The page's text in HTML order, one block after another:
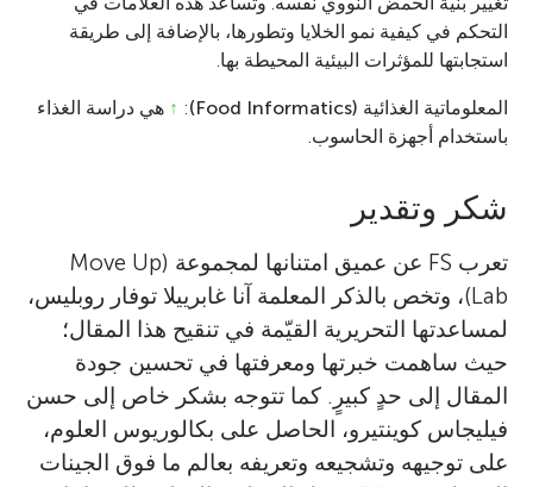
التحكم في كيفية نمو الخلايا وتطورها، بالإضافة إلى طريقة
استجابتها للمؤثرات البيئية المحيطة بها.
المعلوماتية الغذائية (Food Informatics) :
↑ هي دراسة الغذاء
باستخدام أجهزة الحاسوب.
شكر وتقدير
تعرب FS عن عميق امتنانها لمجموعة (Move Up
Lab)، وتخص بالذكر المعلمة آنا غابرييلا توفار روبليس،
لمساعدتها التحريرية القيّمة في تنقيح هذا المقال؛
حيث ساهمت خبرتها ومعرفتها في تحسين جودة
المقال إلى حدٍ كبيرٍ. كما تتوجه بشكر خاص إلى حسن
فيليجاس كوينتيرو، الحاصل على بكالوريوس العلوم،
على توجيهه وتشجيعه وتعريفه بعالم ما فوق الجينات